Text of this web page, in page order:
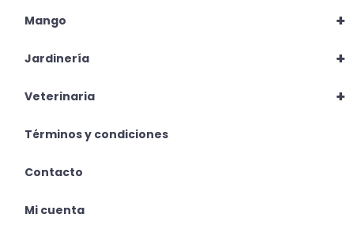
+
Mango
+
Jardinería
+
Veterinaria
Términos y condiciones
Contacto
Mi cuenta